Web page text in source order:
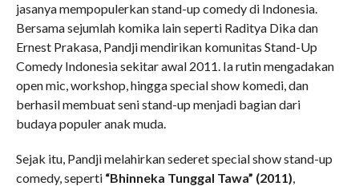
jasanya mempopulerkan stand-up comedy di Indonesia.
Bersama sejumlah komika lain seperti Raditya Dika dan
Ernest Prakasa, Pandji mendirikan komunitas Stand-Up
Comedy Indonesia sekitar awal 2011. Ia rutin mengadakan
open mic, workshop, hingga special show komedi, dan
berhasil membuat seni stand-up menjadi bagian dari
budaya populer anak muda.
Sejak itu, Pandji melahirkan sederet special show stand-up
comedy, seperti “Bhinneka Tunggal Tawa” (2011),